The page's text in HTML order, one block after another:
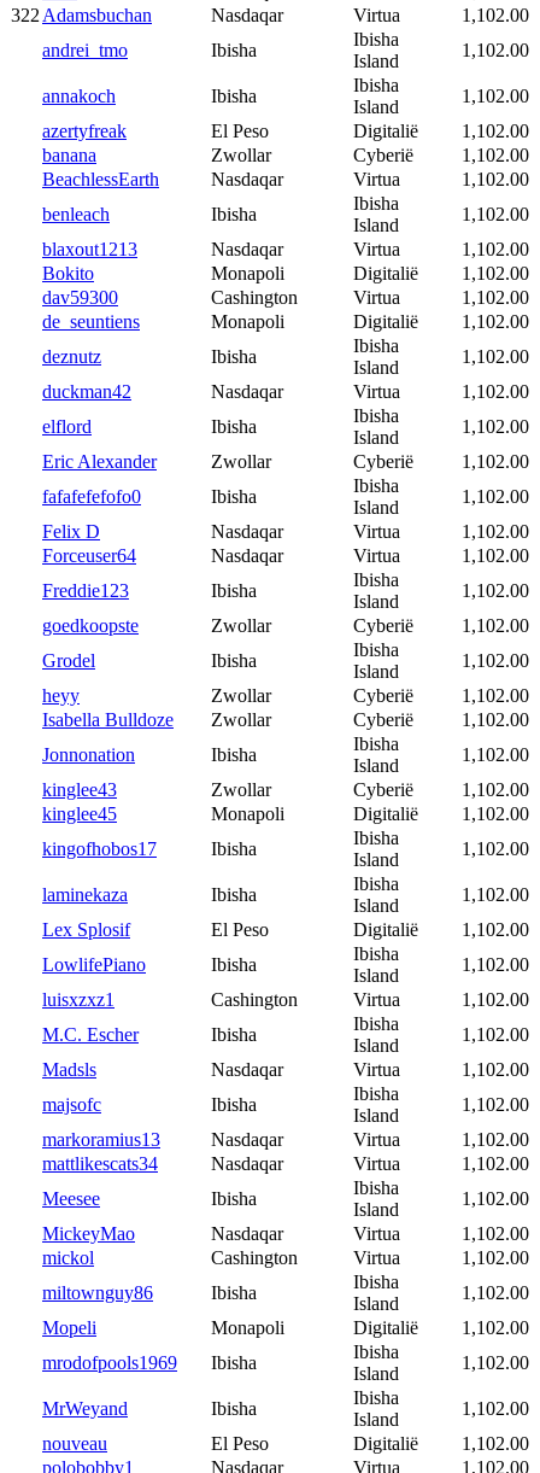
322 Adamsbuchan Nasdaqar Virtua
1,102.00
andrei_tmo
Ibisha
Ibisha
Island
1,102.00
annakoch Ibisha
Ibisha
Island
1,102.00
azertyfreak
El Peso Digitalië
1,102.00
banana
Zwollar Cyberië
1,102.00
BeachlessEarth
Nasdaqar Virtua
1,102.00
benleach
Ibisha
Ibisha
Island
1,102.00
blaxout1213
Nasdaqar Virtua
1,102.00
Bokito
Monapoli Digitalië
1,102.00
dav59300
Cashington Virtua
1,102.00
de_seuntiens
Monapoli Digitalië
1,102.00
deznutz
Ibisha
Ibisha
Island
1,102.00
duckman42
Nasdaqar Virtua
1,102.00
elflord
Ibisha
Ibisha
Island
1,102.00
Eric Alexander
Zwollar Cyberië
1,102.00
fafafefefofo0
Ibisha
Ibisha
Island
1,102.00
Felix D
Nasdaqar Virtua
1,102.00
Forceuser64
Nasdaqar Virtua
1,102.00
Freddie123
Ibisha
Ibisha
Island
1,102.00
goedkoopste
Zwollar Cyberië
1,102.00
Grodel
Ibisha
Ibisha
Island
1,102.00
heyy
Zwollar Cyberië
1,102.00
Isabella Bulldoze
Zwollar Cyberië
1,102.00
Jonnonation
Ibisha
Ibisha
Island
1,102.00
kinglee43
Zwollar Cyberië
1,102.00
kinglee45
Monapoli Digitalië
1,102.00
kingofhobos17
Ibisha
Ibisha
Island
1,102.00
laminekaza Ibisha
Ibisha
Island
1,102.00
Lex Splosif
El Peso Digitalië
1,102.00
LowlifePiano
Ibisha
Ibisha
Island
1,102.00
luisxzxz1
Cashington Virtua
1,102.00
M.C. Escher
Ibisha
Ibisha
Island
1,102.00
Madsls
Nasdaqar Virtua
1,102.00
majsofc
Ibisha
Ibisha
Island
1,102.00
markoramius13
Nasdaqar Virtua
1,102.00
mattlikescats34
Nasdaqar Virtua
1,102.00
Meesee
Ibisha
Ibisha
Island
1,102.00
MickeyMao
Nasdaqar Virtua
1,102.00
mickol
Cashington Virtua
1,102.00
miltownguy86
Ibisha
Ibisha
Island
1,102.00
Mopeli
Monapoli Digitalië
1,102.00
mrodofpools1969
Ibisha
Ibisha
Island
1,102.00
MrWeyand Ibisha
Ibisha
Island
1,102.00
nouveau
El Peso Digitalië
1,102.00
polobobby1
Nasdaqar Virtua 1,102.00